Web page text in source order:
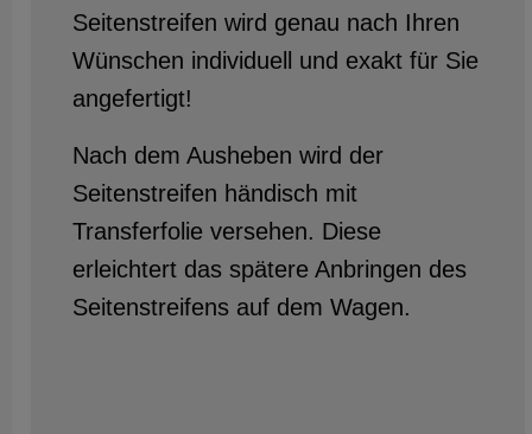
Seitenstreifen wird genau nach Ihren
Wünschen individuell und exakt für Sie
angefertigt!
Nach dem Ausheben wird der
Seitenstreifen händisch mit
Transferfolie versehen. Diese
erleichtert das spätere Anbringen des
Seitenstreifens auf dem Wagen.